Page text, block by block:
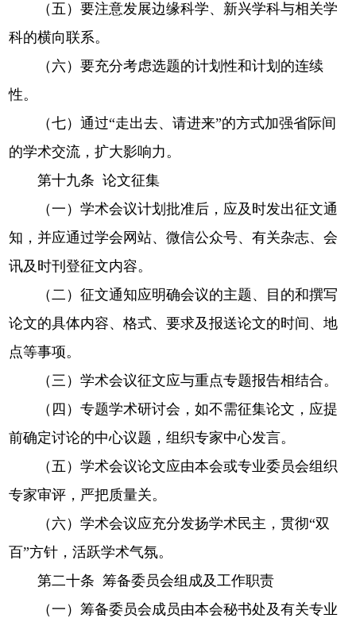
（五）要注意发展边缘科学、新兴学科与相关学
科的横向联系。
（六）要充分考虑选题的计划性和计划的连续
性。
（七）通过“走出去、请进来”的方式加强省际间
的学术交流，扩大影响力。
第十九条 论文征集
（一）学术会议计划批准后，应及时发出征文通
知，并应通过学会网站、微信公众号、有关杂志、会
讯及时刊登征文内容。
（二）征文通知应明确会议的主题、目的和撰写
论文的具体内容、格式、要求及报送论文的时间、地
点等事项。
（三）学术会议征文应与重点专题报告相结合。
（四）专题学术研讨会，如不需征集论文，应提
前确定讨论的中心议题，组织专家中心发言。
（五）学术会议论文应由本会或专业委员会组织
专家审评，严把质量关。
（六）学术会议应充分发扬学术民主，贯彻“双
百”方针，活跃学术气氛。
第二十条 筹备委员会组成及工作职责
（一）筹备委员会成员由本会秘书处及有关专业